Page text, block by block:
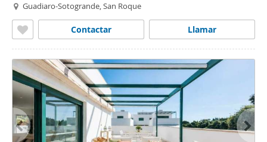
Guadiaro-Sotogrande, San Roque
Llamar
Contactar